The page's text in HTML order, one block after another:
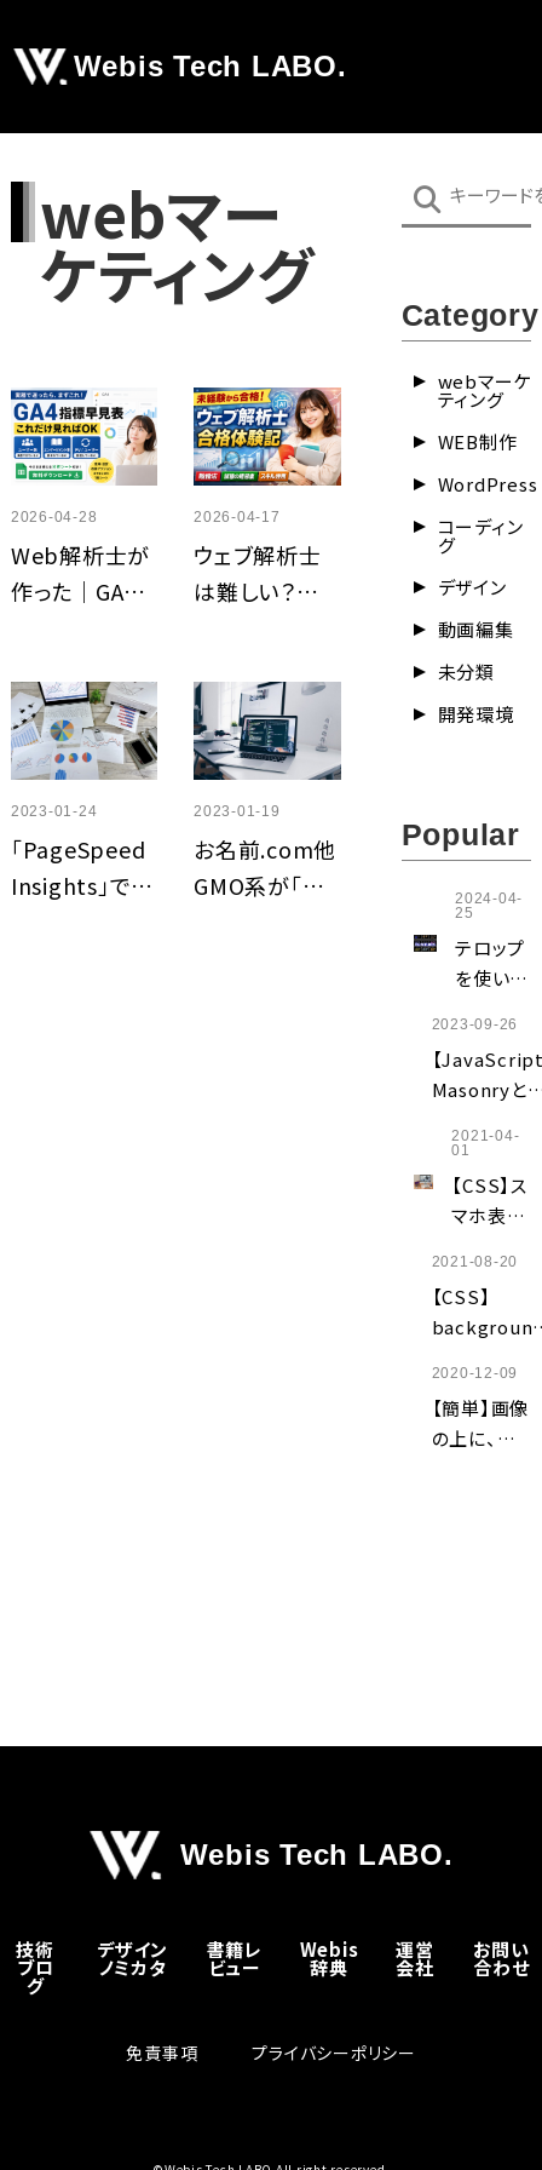
Webis Tech LABO.
webマー
ケティング
2026-04-28
Web解析士が
作った｜GA4
（無料DLあり）
2026-04-17
ウェブ解析士
は難しい？未
と勉強時間を
公開
2023-01-24
「PageSpeed
Insights」で当
2023-01-19
お名前.com他
GMO系が「サ
Category
webマーケ
ティング
WEB制作
WordPress
コーディン
グ
デザイン
動画編集
未分類
開発環境
Popular
2024-04-
25
テロップ
を使い回
タイルの
保存・読
み込み・
変更】
2023-09-26
【JavaScript
Masonryと
Pinterest風
レイアウトを
装する方法を
2021-04-
01
【CSS】ス
マホ表示
行する方
法｜brタ
グ・
media
queryを
2021-08-20
【CSS】
｜背景色が
映されない時
2020-12-09
【簡単】画像
の上に、文
Webis Tech LABO.
技術
ブロ
グ
デザイン
ノミカタ
書籍レ
ビュー
Webis
辞典
運営
会社
お問い
合わせ
免責事項 プライバシーポリシー